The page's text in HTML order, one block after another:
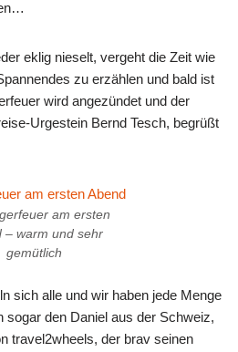
eklig nieselt, vergeht die Zeit wie
zu erzählen und bald ist
wird angezündet und der
Urgestein Bernd Tesch, begrüßt
am ersten
– warm und sehr
gemütlich
sich alle und wir haben jede Menge
sogar den Daniel aus der Schweiz,
travel2wheels, der brav seinen